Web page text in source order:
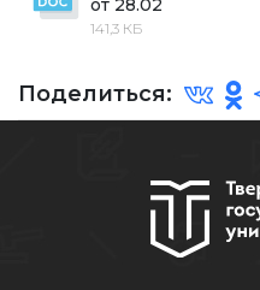
от 28.02
141,3 КБ
Поделиться: